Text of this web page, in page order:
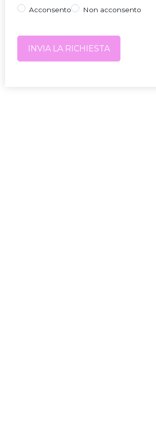
Acconsento Non acconsento